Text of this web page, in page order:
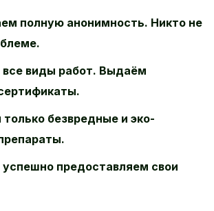
полную анонимность. Никто не
все виды работ. Выдаём
безвредные и эко-
успешно предоставляем свои